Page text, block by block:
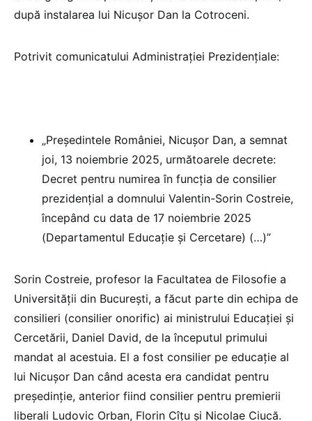
după instalarea lui Nicușor Dan la Cotroceni.
Potrivit comunicatului Administrației Prezidențiale:
„Președintele României, Nicușor Dan, a semnat
joi, 13 noiembrie 2025, următoarele decrete:
Decret pentru numirea în funcția de consilier
prezidențial a domnului Valentin-Sorin Costreie,
începând cu data de 17 noiembrie 2025
(Departamentul Educație şi Cercetare) (…)”
Sorin Costreie, profesor la Facultatea de Filosofie a
Universității din București, a făcut parte din echipa de
consilieri (consilier onorific) ai ministrului Educației și
Cercetării, Daniel David, de la începutul primului
mandat al acestuia. El a fost consilier pe educație al
lui Nicușor Dan când acesta era candidat pentru
președinție, anterior fiind consilier pentru premierii
liberali Ludovic Orban, Florin Cîțu și Nicolae Ciucă.